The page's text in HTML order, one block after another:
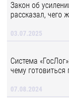
Закон об
рассказал, чего
03.07.2025
Система
чему готовиться
07.08.2024